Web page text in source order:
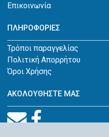
Επικοινωνία
ΠΛΗΡΟΦΟΡΙΕΣ
Τρόποι παραγγελίας
Πολιτική Απορρήτου
Όροι Χρήσης
ΑΚΟΛΟΥΘΗΣΤΕ ΜΑΣ